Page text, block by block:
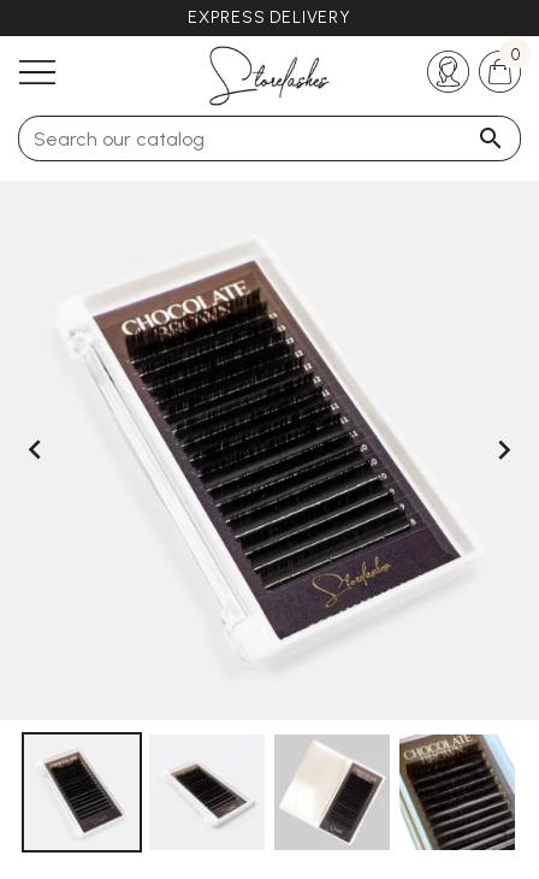
EXPRESS DELIVERY
Any questions ?
+33 (0)5 57 21 62 94

0
 